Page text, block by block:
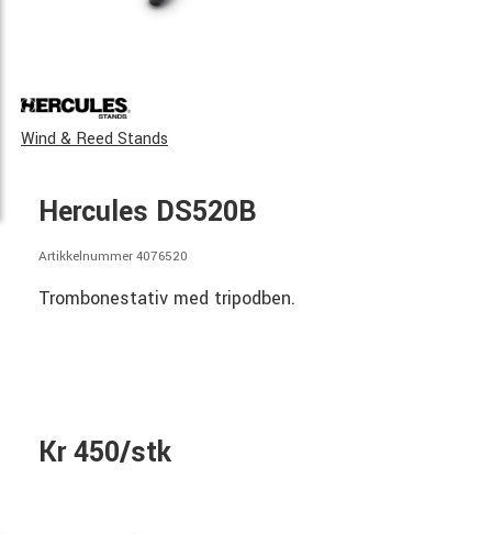
Wind & Reed Stands
Hercules DS520B
Artikkelnummer 4076520
Trombonestativ med tripodben.
Kr 450/stk